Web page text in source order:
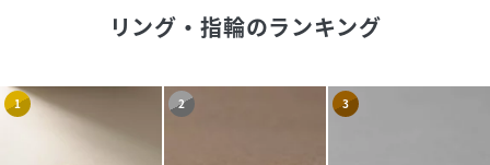
リング・指輪のランキング
1 2 3